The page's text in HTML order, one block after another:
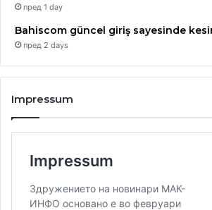
пред 1 day
Bahiscom güncel giriş sayesinde
пред 2 days
Impressum